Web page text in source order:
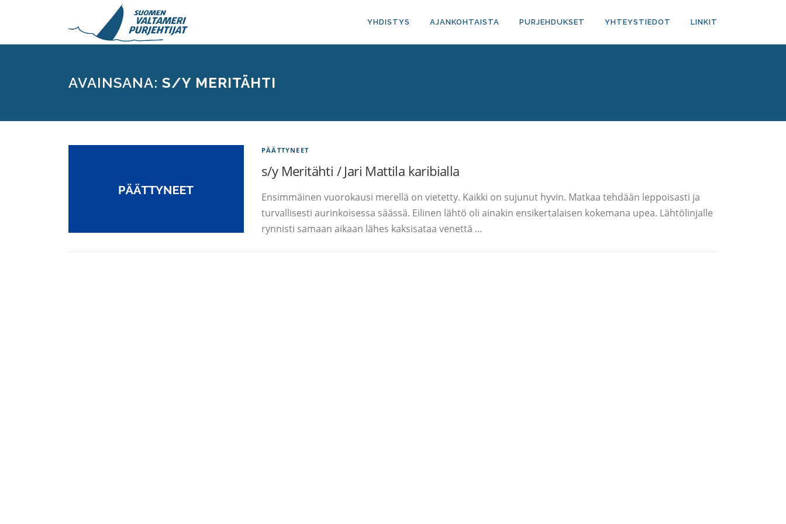
YHDISTYS AJANKOHTAISTA PURJEHDUKSET YHTEYSTIEDOT LINKIT
AVAINSANA: S/Y MERITÄHTI
PÄÄTTYNEET
s/y Meritähti / Jari Mattila karibialla
Ensimmäinen vuorokausi merellä on vietetty. Kaikki on sujunut hyvin. Matkaa tehdään leppoisasti ja
turvallisesti aurinkoisessa säässä. Eilinen lähtö oli ainakin ensikertalaisen kokemana upea. Lähtölinjalle
rynnisti samaan aikaan lähes kaksisataa venettä …